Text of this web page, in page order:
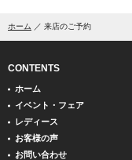
ホーム 来店のご予約
CONTENTS
ホーム
イベント・フェア
レディース
お客様の声
お問い合わせ